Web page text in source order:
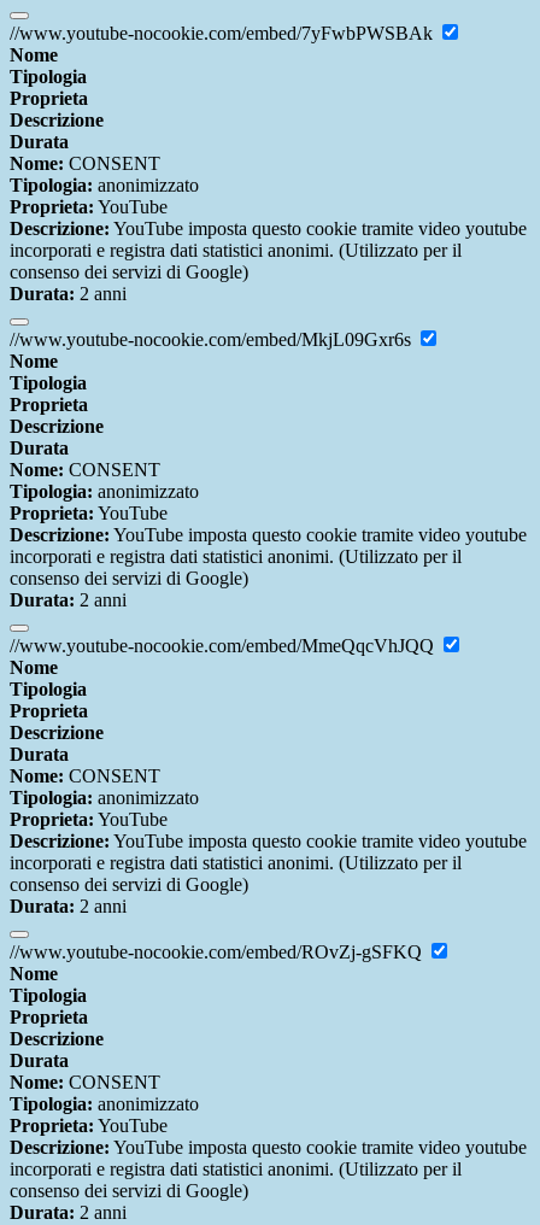
//www.youtube-nocookie.com/embed/7yFwbPWSBAk
Nome
Tipologia
Proprieta
Descrizione
Durata
Nome: CONSENT
Tipologia: anonimizzato
Proprieta: YouTube
Descrizione: YouTube imposta questo cookie tramite video youtube
incorporati e registra dati statistici anonimi. (Utilizzato per il
consenso dei servizi di Google)
Durata: 2 anni
//www.youtube-nocookie.com/embed/MkjL09Gxr6s
Nome
Tipologia
Proprieta
Descrizione
Durata
Nome: CONSENT
Tipologia: anonimizzato
Proprieta: YouTube
Descrizione: YouTube imposta questo cookie tramite video youtube
incorporati e registra dati statistici anonimi. (Utilizzato per il
consenso dei servizi di Google)
Durata: 2 anni
//www.youtube-nocookie.com/embed/MmeQqcVhJQQ
Nome
Tipologia
Proprieta
Descrizione
Durata
Nome: CONSENT
Tipologia: anonimizzato
Proprieta: YouTube
Descrizione: YouTube imposta questo cookie tramite video youtube
incorporati e registra dati statistici anonimi. (Utilizzato per il
consenso dei servizi di Google)
Durata: 2 anni
//www.youtube-nocookie.com/embed/ROvZj-gSFKQ
Nome
Tipologia
Proprieta
Descrizione
Durata
Nome: CONSENT
Tipologia: anonimizzato
Proprieta: YouTube
Descrizione: YouTube imposta questo cookie tramite video youtube
incorporati e registra dati statistici anonimi. (Utilizzato per il
consenso dei servizi di Google)
Durata: 2 anni